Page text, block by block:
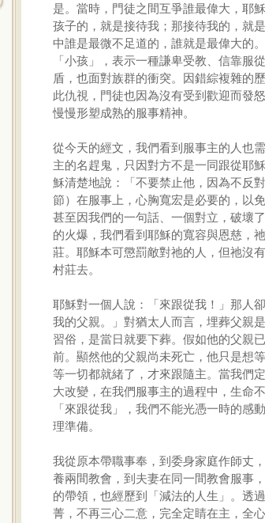
是。當時，門徒之間互爭誰最偉大，耶
孩子的，就是接待我；那接待我的，就
中誰是最微不足道的，誰就是最偉大的
「小孩」，表示一種謙卑受教、信靠服
盾，也面對族群的衝突。因錯綜複雜的
此仇視，門徒也因為沒有受到歡迎而發
慢慢形塑成熟的服事精神。
從今天的經文，我們看到服事主的人也
主的名趕鬼，只因對方不是一同跟從耶
穌清楚地說：「不要禁止他，因為不反
節）在服事上，心胸寬宏是必要的，以
甚至因我們的一句話、一個對立，破壞
的火爆，我們看到耶穌的寬容與恩慈，
莊。耶穌本可懲罰敵對祂的人，但祂沒
村莊去。
耶穌對一個人說：「來跟從我！」那人
我的父親。」對猶太人而言，埋葬父親
習俗，是當日就要下葬。假如他的父親
前。顯然他的父親尚未死亡，他只是想
等一切都就緒了，才來跟隨主。當我們
大改變，在我們服事主的過程中，生命
「來跟從我」，我們不能光憑一時的感
理準備。
我從原本帶職事奉，到委身家庭作師丈
養兩間教會，到夫妻在同一間教會服事
的帶領，也經歷到「減法的人生」。透
菁，不再三心二意，完全定睛在主，全